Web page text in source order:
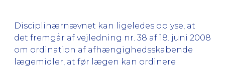
Disciplinærnævnet kan ligeledes oplyse, at
det fremgår af vejledning nr. 38 af 18. juni 2008
om ordination af afhængighedsskabende
lægemidler , at før lægen kan ordinere